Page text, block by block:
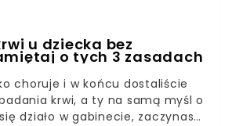
u dziecka bez
o tych 3 zasadach
choruje i w końcu dostaliście
krwi, a ty na samą myśl o
działo w gabinecie, zaczynasz